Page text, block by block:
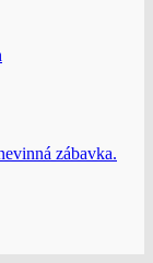
zábavka.